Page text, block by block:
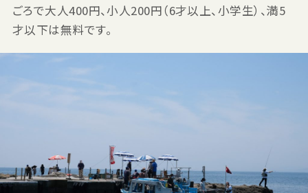
ごろで大人400円、小人200円（6才以上、小学生）、満5
才以下は無料です。